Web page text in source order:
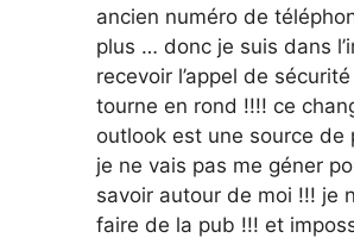
ancien numéro de
plus … donc je suis dans
recevoir l’appel de
tourne en rond !!!! ce
outlook est une source de
je ne vais pas me géner
savoir autour de moi !!! je
faire de la pub !!! et